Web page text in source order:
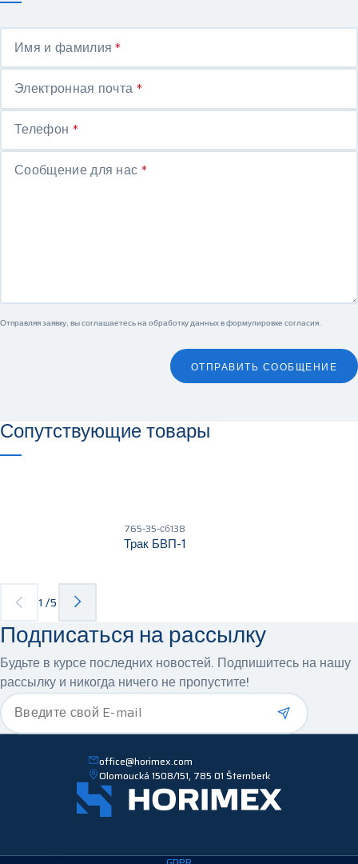
Имя и фамилия*
Электронная почта *
Телефон *
Сообщение для нас *
Отправляя заявку, вы соглашаетесь на обработку данных вформулировке согласия.
ОТПРАВИТЬ СООБЩЕНИЕ
Сопутствующие товары
765-35-сб138
Трак БВП-1
1 /5
Подписаться на рассылку
Будьте в курсе последних новостей. Подпишитесь на нашу
рассылку и никогда ничего не пропустите!
Введите свой E-mail*
office@horimex.com
Olomoucká 1508/151, 785 01 Šternberk